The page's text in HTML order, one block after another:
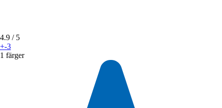
4.9 / 5
+-3
1 färger